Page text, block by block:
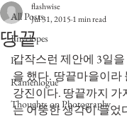
All Posts
Envelopes
P
Ramenlogue
Thoughts on Photography
땅끝
flashwise
Jul 31, 2015 1 min read
갑작스런 제안에 3일
을 했다. 땅끝마을이라
강진이다. 땅끝까지
는 어뚱한 생각이 들었